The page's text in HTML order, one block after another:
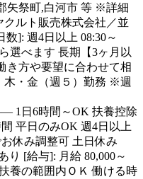
矢祭町,白河市 等 ※詳細
ルト販売株式会社／並
]: 週4日以上 08:30～
選べます 長期【3ヶ月以
き方や要望に合わせて相
・金（週５）勤務 ※週
間～OK 扶養控除
平日のみOK 週4日以上
休み調整可 土日休み
り [給与]: 月給 80,000～
養の範囲内ＯＫ 働ける時